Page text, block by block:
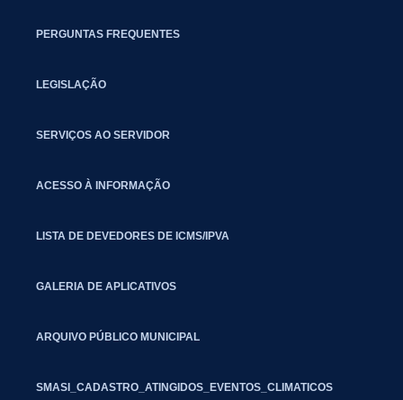
PERGUNTAS FREQUENTES
LEGISLAÇÃO
SERVIÇOS AO SERVIDOR
ACESSO À INFORMAÇÃO
LISTA DE DEVEDORES DE ICMS/IPVA
GALERIA DE APLICATIVOS
ARQUIVO PÚBLICO MUNICIPAL
SMASI_CADASTRO_ATINGIDOS_EVENTOS_CLIMATICOS